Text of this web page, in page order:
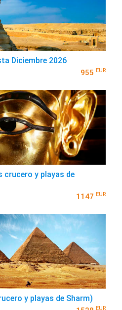
Diciembre 2026
955 EUR
crucero y playas de
1147 EUR
y playas de Sharm)
EUR